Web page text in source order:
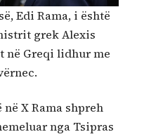
Edi Rama, i është
grek Alexis
në Greqi lidhur me
X Rama shpreh
nga Tsipras